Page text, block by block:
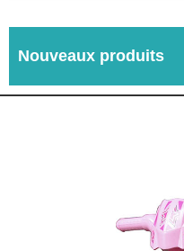
Nouveaux produits